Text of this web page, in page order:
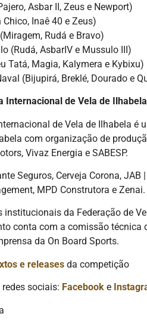
Asbar II, Zeus e Newport)
Inaê 40 e Zeus)
Rudá e Bravo)
(Rudá, AsbarIV e Mussulo III)
Tatá, Magia, Kalymera e Kybixu)
(Bijupirá, Breklé, Dourado e
Internacional de Vela de Ilhabela
de Vela de Ilhabela é
com organização de
Vivaz Energia e SABESP.
Seguros, Cerveja Corona,
MPD Construtora e Zenai.
da Federação de
conta com a comissão técnica
da On Board Sports.
e releases da competição
sociais: Facebook e